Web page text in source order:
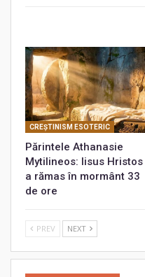
CREŞTINISM ESOTERIC
Părintele Athanasie
Mytilineos: Iisus Hristos
a rămas în mormânt 33
de ore
PREV NEXT